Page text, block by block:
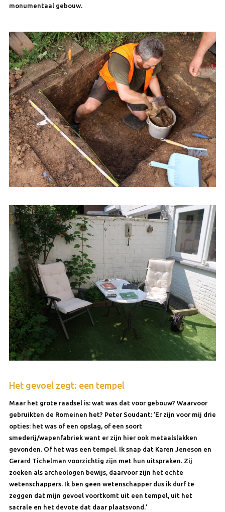
monumentaal gebouw.
Het gevoel zegt: een tempel
Maar het grote raadsel is: wat was dat voor gebouw? Waarvoor
gebruikten de Romeinen het? Peter Soudant: ’Er zijn voor mij drie
opties: het was of een opslag, of een soort
smederij/wapenfabriek want er zijn hier ook metaalslakken
gevonden. Of het was een tempel. Ik snap dat Karen Jeneson en
Gerard Tichelman voorzichtig zijn met hun uitspraken. Zij
zoeken als archeologen bewijs, daarvoor zijn het echte
wetenschappers. Ik ben geen wetenschapper dus ik durf te
zeggen dat mijn gevoel voortkomt uit een tempel, uit het
sacrale en het devote dat daar plaatsvond.’